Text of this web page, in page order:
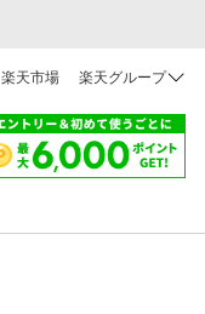
楽天市場 楽天グループ